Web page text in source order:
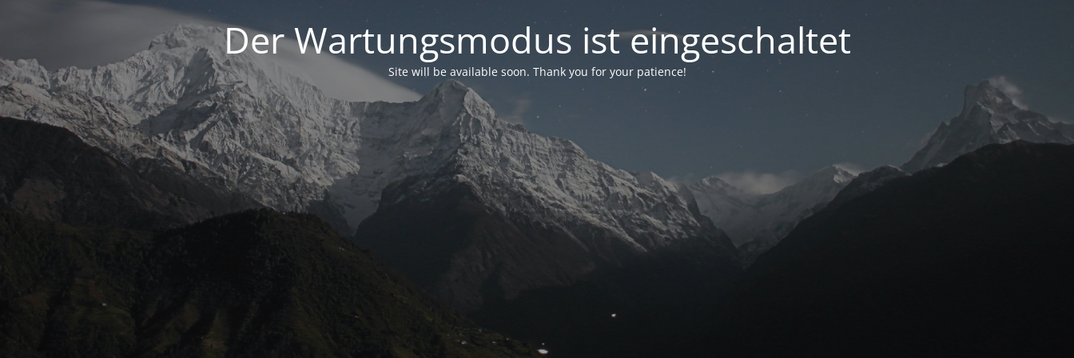
Der Wartungsmodus ist eingeschaltet
Site will be available soon. Thank you for your patience!